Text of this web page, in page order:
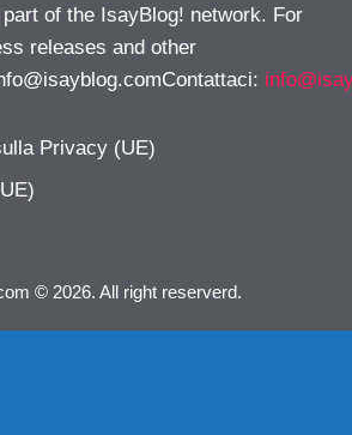
of the IsayBlog! network. For
releases and other
:
Privacy (UE)
© 2026. All right reserverd.